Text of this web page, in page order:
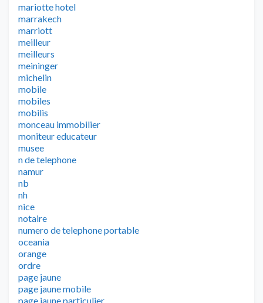
mariotte hotel
marrakech
marriott
meilleur
meilleurs
meininger
michelin
mobile
mobiles
mobilis
monceau immobilier
moniteur educateur
musee
n de telephone
namur
nb
nh
nice
notaire
numero de telephone portable
oceania
orange
ordre
page jaune
page jaune mobile
page jaune particulier